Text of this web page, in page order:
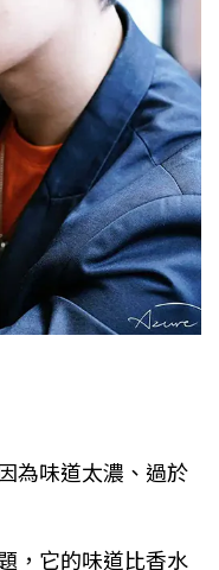
為味道太濃、過於
，它的味道比香水